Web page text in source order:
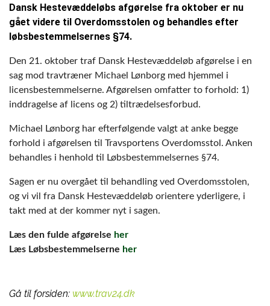
Dansk Hestevæddeløbs afgørelse fra oktober er nu
gået videre til Overdomsstolen og behandles efter
løbsbestemmelsernes §74.
Den 21. oktober traf Dansk Hestevæddeløb afgørelse i en
sag mod travtræner Michael Lønborg med hjemmel i
licensbestemmelserne. Afgørelsen omfatter to forhold: 1)
inddragelse af licens og 2) tiltrædelsesforbud.
Michael Lønborg har efterfølgende valgt at anke begge
forhold i afgørelsen til Travsportens Overdomsstol. Anken
behandles i henhold til Løbsbestemmelsernes §74.
Sagen er nu overgået til behandling ved Overdomsstolen,
og vi vil fra Dansk Hestevæddeløb orientere yderligere, i
takt med at der kommer nyt i sagen.
Læs den fulde afgørelse her
Læs Løbsbestemmelserne her
Gå til forsiden: www.trav24.dk